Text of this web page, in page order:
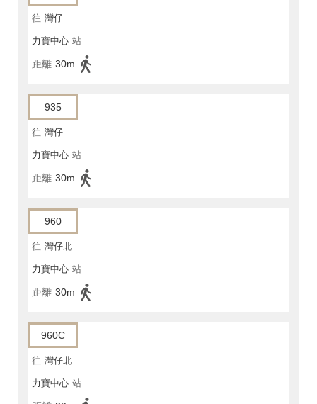
往 灣仔
力寶中心 站
距離 30m
935
往 灣仔
力寶中心 站
距離 30m
960
往 灣仔北
力寶中心 站
距離 30m
960C
往 灣仔北
力寶中心 站